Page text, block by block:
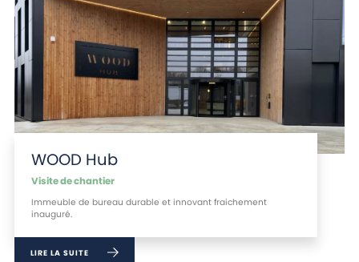
WOOD Hub
Visite de chantier
Immeuble de bureau durable et innovant fraichement
inauguré.
LIRE LA SUITE